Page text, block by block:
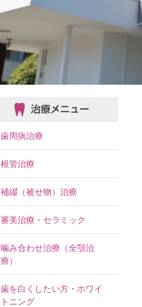
治療メニュー
歯周病治療
根管治療
補綴（被せ物）治療
審美治療・セラミック
噛み合わせ治療（全顎治
療）
歯を白くしたい方・ホワイ
トニング